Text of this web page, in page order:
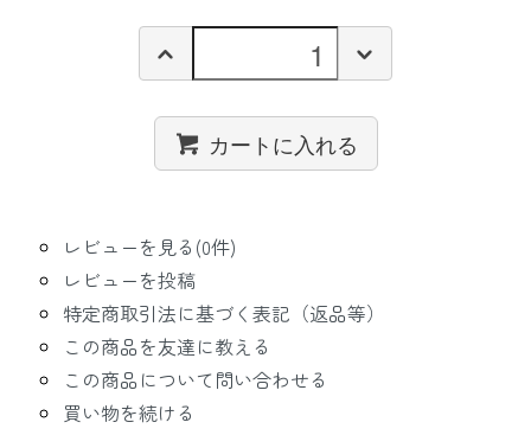
カートに入れる
レビューを見る(0件)
レビューを投稿
特定商取引法に基づく表記（返品等）
この商品を友達に教える
この商品について問い合わせる
買い物を続ける